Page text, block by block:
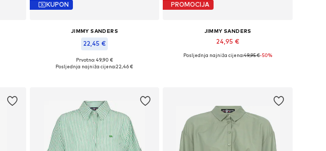
KUPON
JIMMY SANDERS
22,45 €
Dostupne veličine: S, L
Prvotno: 49,90 €
Posljednja najniža cijena:22,46 €
PROMOCIJA
JIMMY SANDERS
24,95 €
Dostupne veličine: S, XL
Posljednja najniža cijena:49,95 €-50%